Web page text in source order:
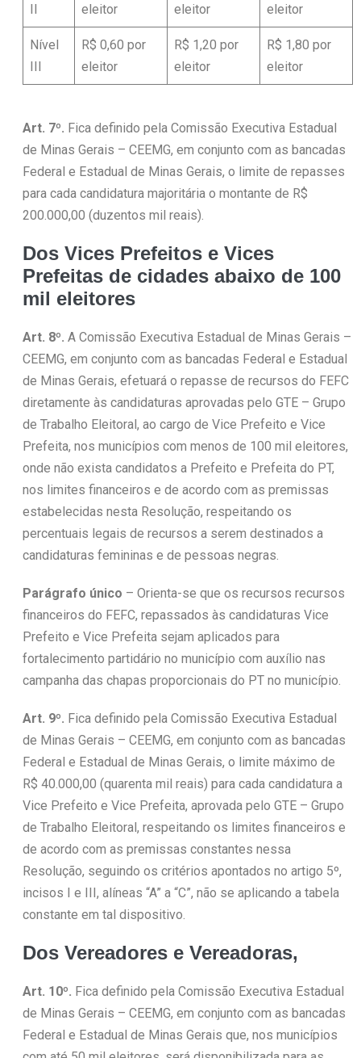
II
eleitor
eleitor
eleitor
Nível
III
R$ 0,60 por
eleitor
R$ 1,20 por
eleitor
R$ 1,80 por
eleitor
Art. 7º. Fica definido pela Comissão Executiva Estadual
de Minas Gerais – CEEMG, em conjunto com as bancadas
Federal e Estadual de Minas Gerais, o limite de repasses
para cada candidatura majoritária o montante de R$
200.000,00 (duzentos mil reais).
Dos Vices Prefeitos e Vices
Prefeitas de cidades abaixo de 100
mil eleitores
Art. 8º. A Comissão Executiva Estadual de Minas Gerais –
CEEMG, em conjunto com as bancadas Federal e Estadual
de Minas Gerais, efetuará o repasse de recursos do FEFC
diretamente às candidaturas aprovadas pelo GTE – Grupo
de Trabalho Eleitoral, ao cargo de Vice Prefeito e Vice
Prefeita, nos municípios com menos de 100 mil eleitores,
onde não exista candidatos a Prefeito e Prefeita do PT,
nos limites financeiros e de acordo com as premissas
estabelecidas nesta Resolução, respeitando os
percentuais legais de recursos a serem destinados a
candidaturas femininas e de pessoas negras.
Parágrafo único – Orienta-se que os recursos recursos
financeiros do FEFC, repassados às candidaturas Vice
Prefeito e Vice Prefeita sejam aplicados para
fortalecimento partidário no município com auxílio nas
campanha das chapas proporcionais do PT no município.
Art. 9º. Fica definido pela Comissão Executiva Estadual
de Minas Gerais – CEEMG, em conjunto com as bancadas
Federal e Estadual de Minas Gerais, o limite máximo de
R$ 40.000,00 (quarenta mil reais) para cada candidatura a
Vice Prefeito e Vice Prefeita, aprovada pelo GTE – Grupo
de Trabalho Eleitoral, respeitando os limites financeiros e
de acordo com as premissas constantes nessa
Resolução, seguindo os critérios apontados no artigo 5º,
incisos I e III, alíneas “A” a “C”, não se aplicando a tabela
constante em tal dispositivo.
Dos Vereadores e Vereadoras,
Art. 10º. Fica definido pela Comissão Executiva Estadual
de Minas Gerais – CEEMG, em conjunto com as bancadas
Federal e Estadual de Minas Gerais que, nos municípios